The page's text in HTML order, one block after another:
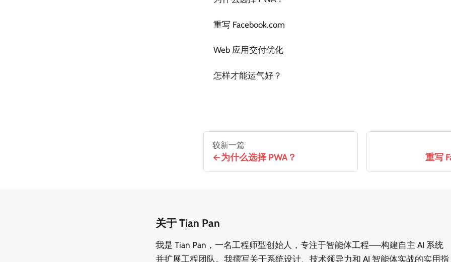
重写 Facebook.com
Web 应用交付优化
怎样才能运气好？
较新一篇
为什么选择 PWA？ 重写
关于 Tian Pan
我是 Tian Pan，一名工程师型创始人，专注于智能体工程——构建自主 AI 系统
并扩展工程团队。我撰写关于系统设计、技术领导力和 AI 智能体实战的实用指